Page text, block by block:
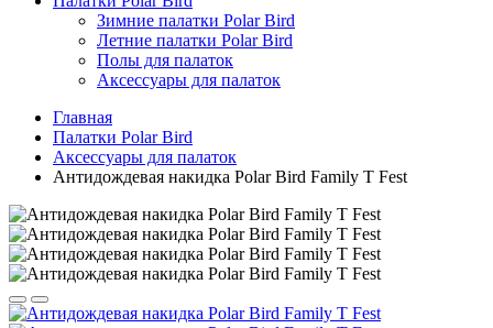
Зимние палатки Polar Bird
Летние палатки Polar Bird
Полы для палаток
Аксессуары для палаток
Главная
Палатки Polar Bird
Аксессуары для палаток
Антидождевая накидка Polar Bird Family T Fest